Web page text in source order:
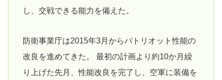
し、交戦できる能力を備えた。
防衛事業庁は2015年3月からパトリオット性能の
改良を進めてきた。 最初の計画より約10か月繰
り上げた先月、性能改良を完了し、空軍に装備を